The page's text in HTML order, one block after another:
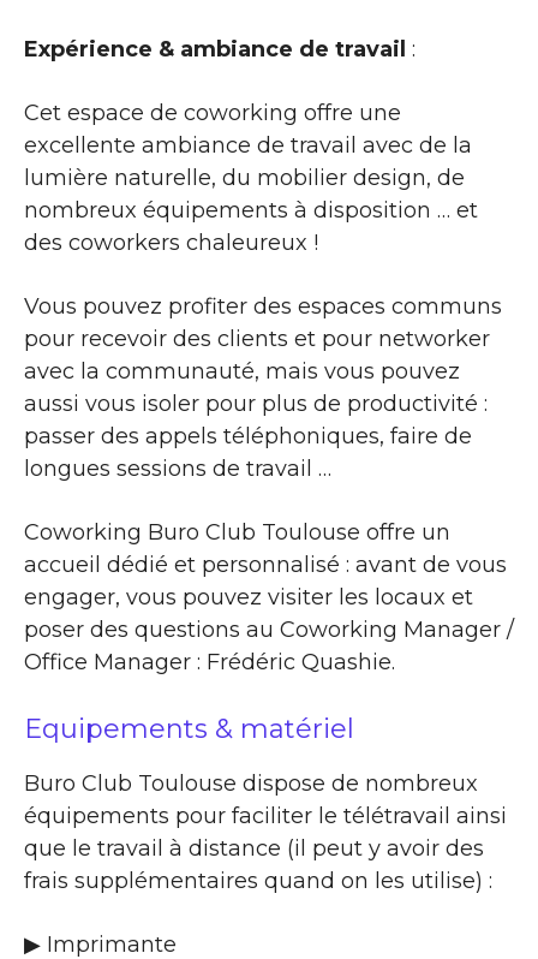
Expérience & ambiance de travail :
Cet espace de coworking offre une
excellente ambiance de travail avec de la
lumière naturelle, du mobilier design, de
nombreux équipements à disposition … et
des coworkers chaleureux !
Vous pouvez profiter des espaces communs
pour recevoir des clients et pour networker
avec la communauté, mais vous pouvez
aussi vous isoler pour plus de productivité :
passer des appels téléphoniques, faire de
longues sessions de travail …
Coworking Buro Club Toulouse offre un
accueil dédié et personnalisé : avant de vous
engager, vous pouvez visiter les locaux et
poser des questions au Coworking Manager /
Office Manager : Frédéric Quashie.
Equipements & matériel
Buro Club Toulouse dispose de nombreux
équipements pour faciliter le télétravail ainsi
que le travail à distance (il peut y avoir des
frais supplémentaires quand on les utilise) :
▶ Imprimante